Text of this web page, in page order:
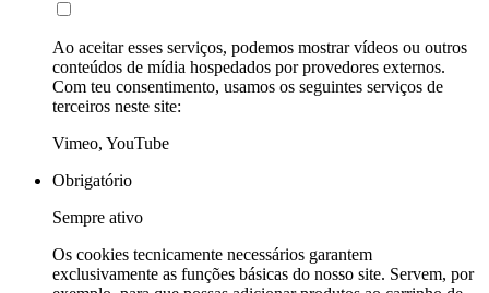
Ao aceitar esses serviços, podemos mostrar vídeos ou outros
conteúdos de mídia hospedados por provedores externos.
Com teu consentimento, usamos os seguintes serviços de
terceiros neste site:
Vimeo, YouTube
Obrigatório
Sempre ativo
Os cookies tecnicamente necessários garantem
exclusivamente as funções básicas do nosso site. Servem, por